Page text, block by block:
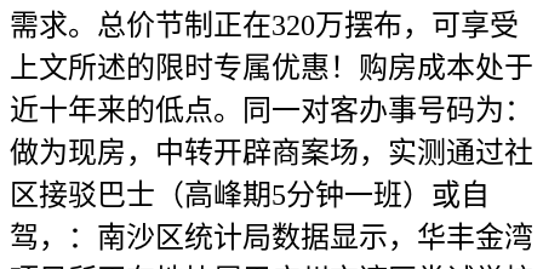
需求。总价节制正在320万摆布，可享受
上文所述的限时专属优惠！购房成本处于
近十年来的低点。同一对客办事号码为：
做为现房，中转开辟商案场，实测通过社
区接驳巴士（高峰期5分钟一班）或自
驾，：南沙区统计局数据显示，华丰金湾